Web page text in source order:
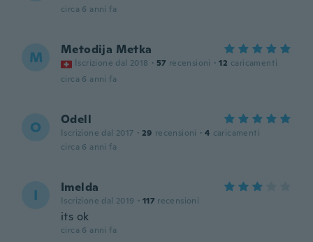
circa 6 anni fa
M Metodija Metka
Iscrizione dal 2018 · 57 recensioni · 12 caricamenti
circa 6 anni fa
O Odell
Iscrizione dal 2017 · 29 recensioni · 4 caricamenti
circa 6 anni fa
I Imelda
Iscrizione dal 2019 · 117 recensioni
its ok
circa 6 anni fa